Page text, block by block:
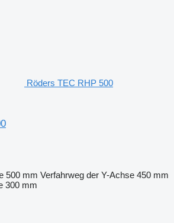
Röders TEC RHP 500
500 mm Verfahrweg der Y-Achse 450 mm
300 mm